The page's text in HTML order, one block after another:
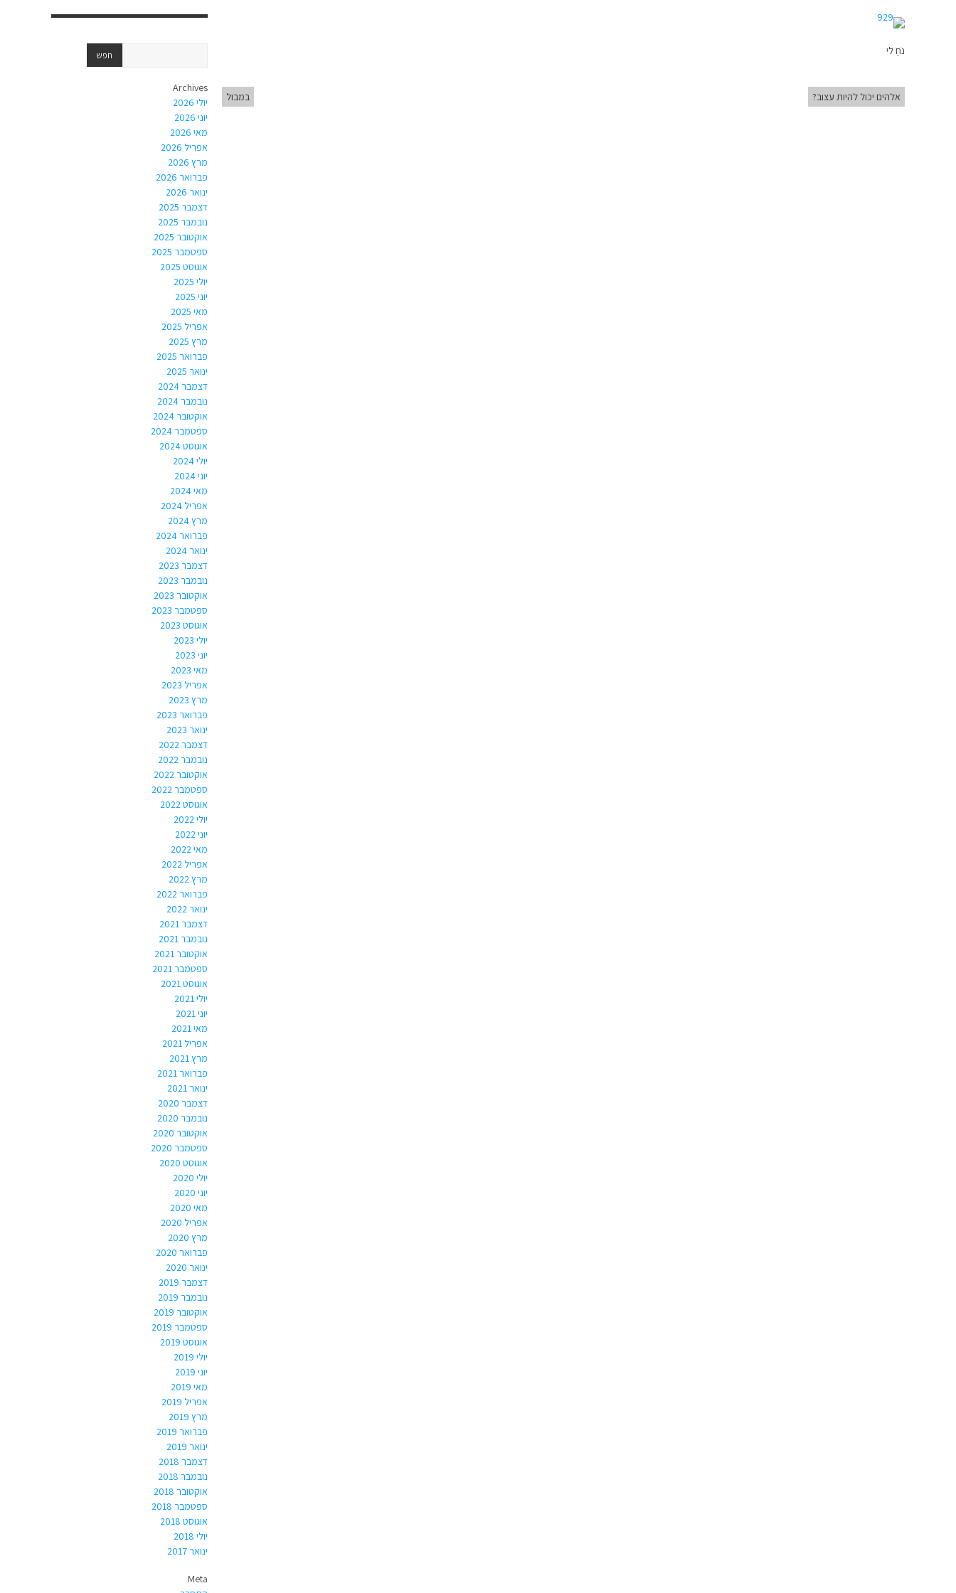
נֹחַ לי
אלהים יכול להיות עצוב? במבול
Archives
יולי 2026
יוני 2026
מאי 2026
אפריל 2026
מרץ 2026
פברואר 2026
ינואר 2026
דצמבר 2025
נובמבר 2025
אוקטובר 2025
ספטמבר 2025
אוגוסט 2025
יולי 2025
יוני 2025
מאי 2025
אפריל 2025
מרץ 2025
פברואר 2025
ינואר 2025
דצמבר 2024
נובמבר 2024
אוקטובר 2024
ספטמבר 2024
אוגוסט 2024
יולי 2024
יוני 2024
מאי 2024
אפריל 2024
מרץ 2024
פברואר 2024
ינואר 2024
דצמבר 2023
נובמבר 2023
אוקטובר 2023
ספטמבר 2023
אוגוסט 2023
יולי 2023
יוני 2023
מאי 2023
אפריל 2023
מרץ 2023
פברואר 2023
ינואר 2023
דצמבר 2022
נובמבר 2022
אוקטובר 2022
ספטמבר 2022
אוגוסט 2022
יולי 2022
יוני 2022
מאי 2022
אפריל 2022
מרץ 2022
פברואר 2022
ינואר 2022
דצמבר 2021
נובמבר 2021
אוקטובר 2021
ספטמבר 2021
אוגוסט 2021
יולי 2021
יוני 2021
מאי 2021
אפריל 2021
מרץ 2021
פברואר 2021
ינואר 2021
דצמבר 2020
נובמבר 2020
אוקטובר 2020
ספטמבר 2020
אוגוסט 2020
יולי 2020
יוני 2020
מאי 2020
אפריל 2020
מרץ 2020
פברואר 2020
ינואר 2020
דצמבר 2019
נובמבר 2019
אוקטובר 2019
ספטמבר 2019
אוגוסט 2019
יולי 2019
יוני 2019
מאי 2019
אפריל 2019
מרץ 2019
פברואר 2019
ינואר 2019
דצמבר 2018
נובמבר 2018
אוקטובר 2018
ספטמבר 2018
אוגוסט 2018
יולי 2018
ינואר 2017
Meta